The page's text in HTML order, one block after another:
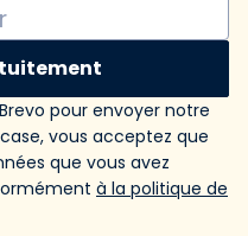
pour envoyer notre
vous acceptez que
que vous avez
à la politique de